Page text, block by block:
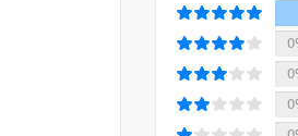
소화와 변비 해소, 식
특히 성장기 아이들의
골고루 채소를 먹는 식